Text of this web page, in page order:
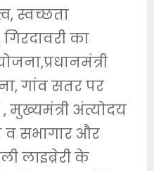
स्वच्छता
गिरदावरी का
गांव सतर पर
मुख्यमंत्री अंत्योदय
व सभागार और
लाइब्रेरी के